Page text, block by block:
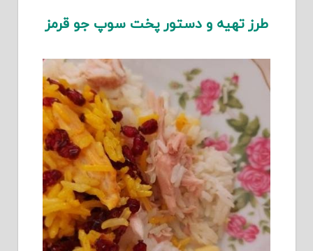
طرز تهیه و دستور پخت سوپ جو قرمز